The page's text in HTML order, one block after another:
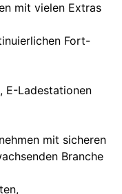
mit vielen Extras
Fort-
E-Ladestationen
mit sicheren
Branche